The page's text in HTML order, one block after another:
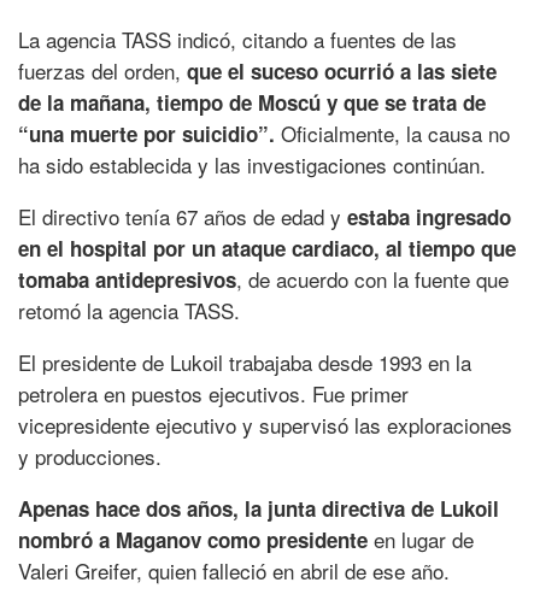
La agencia TASS indicó, citando a fuentes de las
fuerzas del orden, que el suceso ocurrió a las siete
de la mañana, tiempo de Moscú y que se trata de
“una muerte por suicidio”. Oficialmente, la causa no
ha sido establecida y las investigaciones continúan.
El directivo tenía 67 años de edad y estaba ingresado
en el hospital por un ataque cardiaco, al tiempo que
tomaba antidepresivos, de acuerdo con la fuente que
retomó la agencia TASS.
El presidente de Lukoil trabajaba desde 1993 en la
petrolera en puestos ejecutivos. Fue primer
vicepresidente ejecutivo y supervisó las exploraciones
y producciones.
Apenas hace dos años, la junta directiva de Lukoil
nombró a Maganov como presidente en lugar de
Valeri Greifer, quien falleció en abril de ese año.